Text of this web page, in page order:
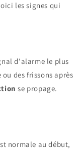
les signes qui
d'alarme le plus
des frissons après
se propage.
normale au début,